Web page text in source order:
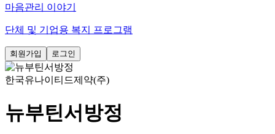
마음관리 이야기
단체 및 기업용 복지 프로그램
회원가입 로그인
한국유나이티드제약(주)
뉴부틴서방정